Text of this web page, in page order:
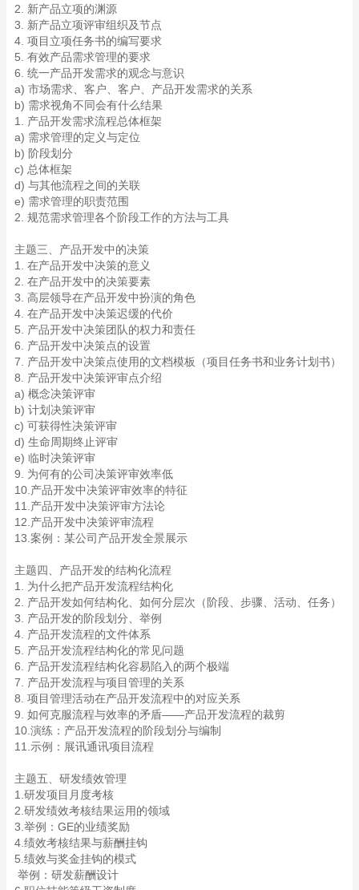
2. 新产品立项的渊源
3. 新产品立项评审组织及节点
4. 项目立项任务书的编写要求
5. 有效产品需求管理的要求
6. 统一产品开发需求的观念与意识
a) 市场需求、客户、客户、产品开发需求的关系
b) 需求视角不同会有什么结果
1. 产品开发需求流程总体框架
a) 需求管理的定义与定位
b) 阶段划分
c) 总体框架
d) 与其他流程之间的关联
e) 需求管理的职责范围
2. 规范需求管理各个阶段工作的方法与工具
主题三、产品开发中的决策
1. 在产品开发中决策的意义
2. 在产品开发中的决策要素
3. 高层领导在产品开发中扮演的角色
4. 在产品开发中决策迟缓的代价
5. 产品开发中决策团队的权力和责任
6. 产品开发中决策点的设置
7. 产品开发中决策点使用的文档模板（项目任务书和业务计划书）
8. 产品开发中决策评审点介绍
a) 概念决策评审
b) 计划决策评审
c) 可获得性决策评审
d) 生命周期终止评审
e) 临时决策评审
9. 为何有的公司决策评审效率低
10.产品开发中决策评审效率的特征
11.产品开发中决策评审方法论
12.产品开发中决策评审流程
13.案例：某公司产品开发全景展示
主题四、产品开发的结构化流程
1. 为什么把产品开发流程结构化
2. 产品开发如何结构化、如何分层次（阶段、步骤、活动、任务）
3. 产品开发的阶段划分、举例
4. 产品开发流程的文件体系
5. 产品开发流程结构化的常见问题
6. 产品开发流程结构化容易陷入的两个极端
7. 产品开发流程与项目管理的关系
8. 项目管理活动在产品开发流程中的对应关系
9. 如何克服流程与效率的矛盾——产品开发流程的裁剪
10.演练：产品开发流程的阶段划分与编制
11.示例：展讯通讯项目流程
主题五、研发绩效管理
1.研发项目月度考核
2.研发绩效考核结果运用的领域
3.举例：GE的业绩奖励
4.绩效考核结果与薪酬挂钩
5.绩效与奖金挂钩的模式
举例：研发薪酬设计